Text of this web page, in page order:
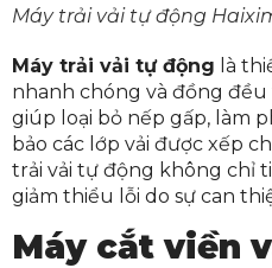
Máy trải vải tự động
Máy trải vải tự động là
nhanh chóng và đồng
giúp loại bỏ nếp gấp, làm
bảo các lớp vải được xếp
trải vải tự động không chỉ
giảm thiểu lỗi do sự can
Máy cắt viền